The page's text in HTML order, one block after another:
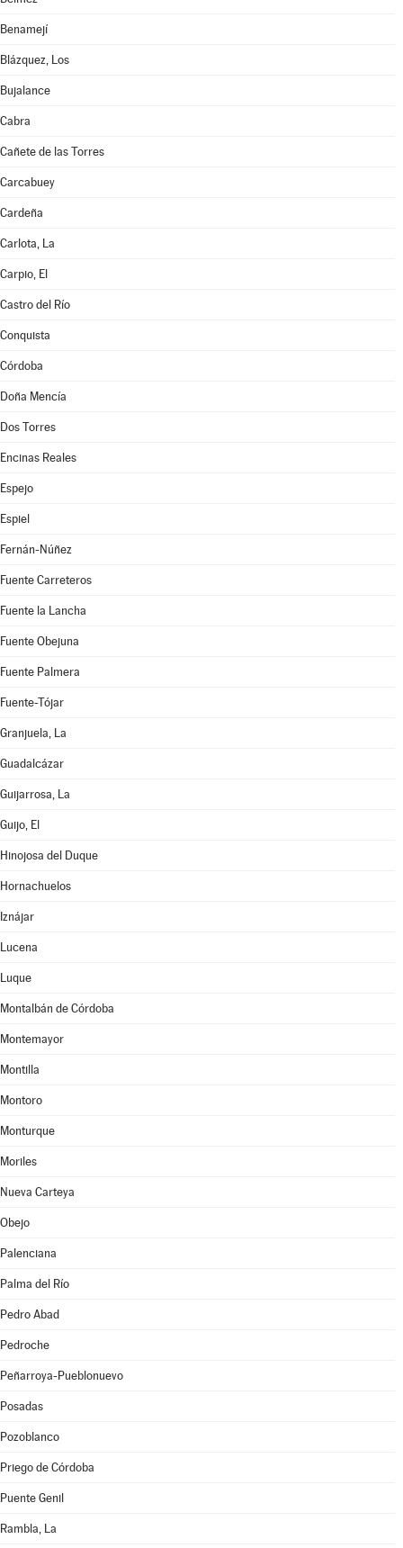
Benamejí
Blázquez, Los
Bujalance
Cabra
Cañete de las Torres
Carcabuey
Cardeña
Carlota, La
Carpio, El
Castro del Río
Conquista
Córdoba
Doña Mencía
Dos Torres
Encinas Reales
Espejo
Espiel
Fernán-Núñez
Fuente Carreteros
Fuente la Lancha
Fuente Obejuna
Fuente Palmera
Fuente-Tójar
Granjuela, La
Guadalcázar
Guijarrosa, La
Guijo, El
Hinojosa del Duque
Hornachuelos
Iznájar
Lucena
Luque
Montalbán de Córdoba
Montemayor
Montilla
Montoro
Monturque
Moriles
Nueva Carteya
Obejo
Palenciana
Palma del Río
Pedro Abad
Pedroche
Peñarroya-Pueblonuevo
Posadas
Pozoblanco
Priego de Córdoba
Puente Genil
Rambla, La